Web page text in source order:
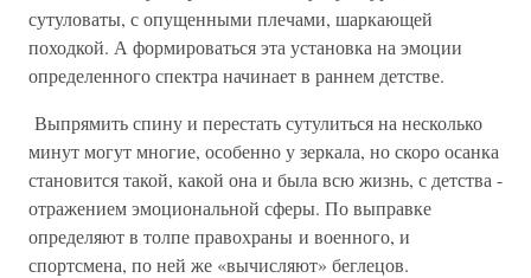
сутуловаты, с опущенными плечами, шаркающей
походкой. А формироваться эта установка на эмоции
определенного спектра начинает в раннем детстве.
Выпрямить спину и перестать сутулиться на несколько
минут могут многие, особенно у зеркала, но скоро осанка
становится такой, какой она и была всю жизнь, с детства -
отражением эмоциональной сферы. По выправке
определяют в толпе правохраны и военного, и
спортсмена, по ней же «вычисляют» беглецов.